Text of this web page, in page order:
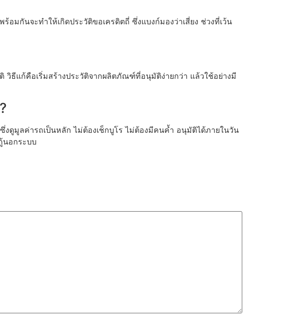
มกันจะทำให้เกิดประวัติขอเครดิตถี่ ซึ่งแบงก์มองว่าเสี่ยง ช่วงที่เว้น
วิธีแก้คือเริ่มสร้างประวัติจากผลิตภัณฑ์ที่อนุมัติง่ายกว่า แล้วใช้อย่างมี
งดูมูลค่ารถเป็นหลัก ไม่ต้องเช็กบูโร ไม่ต้องมีคนค้ำ อนุมัติได้ภายในวัน
นอกระบบ